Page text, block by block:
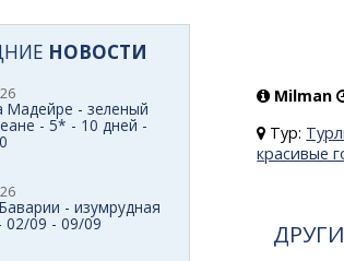
Milman
Тур:
красивые
НОВОСТИ
Мадейре - зеленый
- 5* - 10 дней -
- изумрудная
02/09 - 09/09